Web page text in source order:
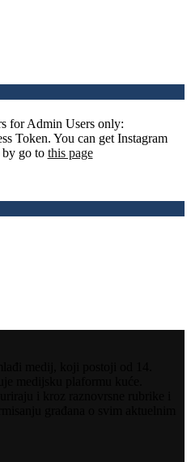
for Admin Users only:
Token. You can get Instagram
by go to this page